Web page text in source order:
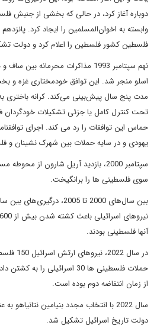
دوباره آغاز کرد، در حالی که بخشی از جنبش
فلسطین کشور فلسطین را اعلام کرد و دولت
نهم سپتامبر 1993 مذاکرات
اسلو منجر شد. این توافق خودمختاری غزه و
مدت پنج سال پیش‌بینی می‌کند. کرانه باختری
تحت کنترل کامل یا جزئی تشکیلات
حماس این توافقات را رد می کند. اجرای
یهودی و در سایه حملات بین شهرک نشینان و
سپتامبر 2000، بازدید آریل شارون
سوی فلسطینی ها را برانگیخت.
بین سال‌های 2000 تا 2005،
آنها فلسطینی بودند.
در سال
حملات فلسطینی ها 30
از زمان انتفاضه دوم بوده است.
سال 2022 با انتخاب مجدد بنیامین
دولت تاریخ اسرائیل تشکیل شد.